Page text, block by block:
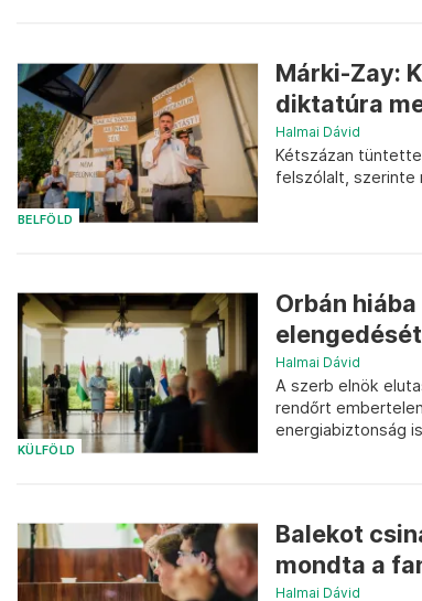
BELFÖLD
Márki-Zay:
diktatúra
Halmai Dávid
Kétszázan
felszólalt, szerinte
KÜLFÖLD
Orbán
elengedését
Halmai Dávid
A szerb elnök
rendőrt
energiabiztonság
Balekot
mondta a
Halmai Dávid